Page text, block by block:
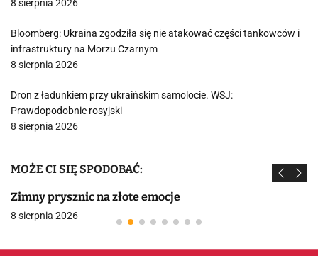
8 sierpnia 2026
Bloomberg: Ukraina zgodziła się nie atakować części tankowców i
infrastruktury na Morzu Czarnym
8 sierpnia 2026
Dron z ładunkiem przy ukraińskim samolocie. WSJ:
Prawdopodobnie rosyjski
8 sierpnia 2026
MOŻE CI SIĘ SPODOBAĆ:
Zimny prysznic na złote emocje
8 sierpnia 2026